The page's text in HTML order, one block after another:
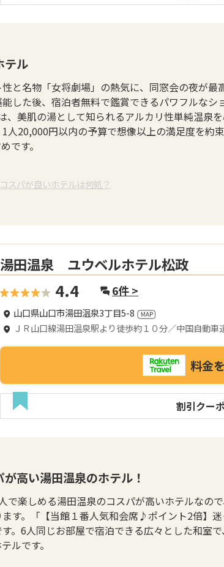
テル
と名物「女将劇場」の熱気に、同窓会の夜が
した後、宿泊者無料で鑑賞できるパワフルな
、美肌の湯として知られるアルカリ性単純温泉
人20,000円以内の予算で想像以上の満足度を約
です。
スパが良いホテルは何処？
湯田温泉 ユウベルホテル松政
4.4 6件 >
山口県山口市湯田温泉3丁目5-8
ＪＲ山口線湯田温泉駅より徒歩約１０分／中国自動
料金
割引クー
高い湯田温泉のホテル！
で楽しめる湯田温泉のコスパが高いホテルなの
す。「【当館１番人気和会席♪ポイント2倍】
。6人同じお部屋で宿泊できる広々とした和室
ルです。